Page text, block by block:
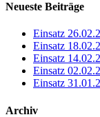
Neueste Beiträge
Einsatz
Einsatz
Einsatz
Einsatz
Einsatz
Archiv